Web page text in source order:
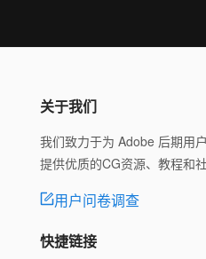
关于我们
我们致力于为 Adobe 后期用
提供优质的CG资源、教程和
用户问卷调查
快捷链接